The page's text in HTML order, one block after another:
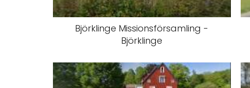
Björklinge Missionsförsamling -
Björklinge